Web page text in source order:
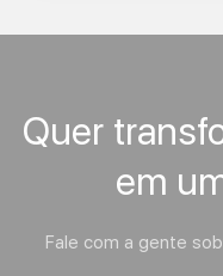
Quer
em
Fale com a gente